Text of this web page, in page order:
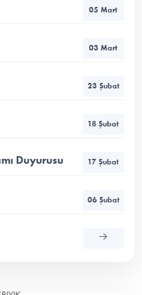
05 Mart
03 Mart
23 Şubat
18 Şubat
Duyurusu 17 Şubat
06 Şubat